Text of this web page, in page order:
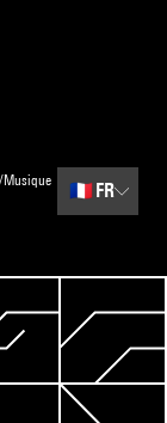
Musique
🇫🇷 FR